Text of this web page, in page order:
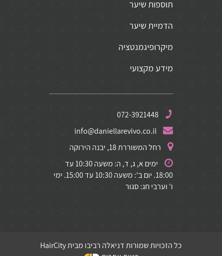
תוספות שיער
הדמיית שיער
מיקרופיגמנטציה
מידע מקצועי
072-3921448
info@daniellarevivo.co.il
רחל המשוררת 18, יבנה הירוקה
ימים א, ג, ד, ה: משעה 10:30 עד
18:00. יום ב': משעה 10:30 עד 15:00. ימי
ו' וערבי חג: סגור
כל הזכויות שמורות דניאלה רביבו מבית HairCity